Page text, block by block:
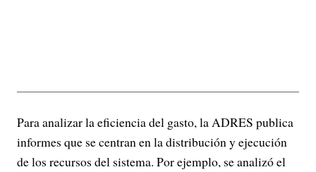
Para analizar la eficiencia del gasto, la ADRES publica
informes que se centran en la distribución y ejecución
de los recursos del sistema. Por ejemplo, se analizó el